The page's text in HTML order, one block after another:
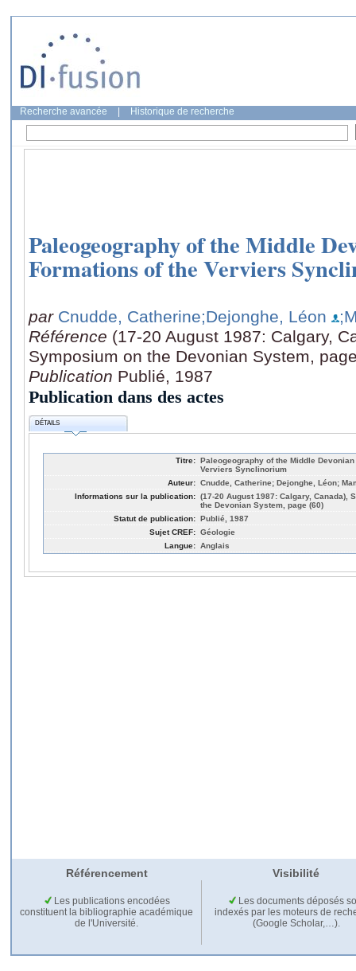
Recherche avancée Historique de recherche
Paleogeography of the Middle
Formations of the Verviers
par Cnudde, Catherine;Dejonghe, Léon
Référence (17-20 August 1987: Calgary,
Symposium on the Devonian System,
Publication Publié, 1987
Publication dans des actes
DÉTAILS
Titre: Paleogeography of the Middle
Verviers Synclinorium
Auteur: Cnudde, Catherine; Dejonghe, Léon;
Informations sur la publication: (17-20 August 1987: Calgary, Canada),
the Devonian System, page (60)
Statut de publication: Publié, 1987
Sujet CREF: Géologie
Langue: Anglais
Référencement Visibilité
Les publications encodées
constituent la bibliographie académique
de l'Université.
Les documents déposés
indexés par les moteurs de
(Google Scholar,…).